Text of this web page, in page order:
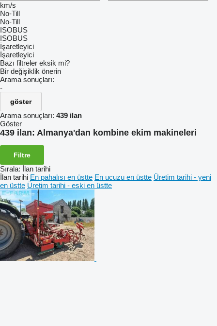
km/s
No-Till
No-Till
ISOBUS
ISOBUS
İşaretleyici
İşaretleyici
Bazı filtreler eksik mi?
Bir değişiklik önerin
Arama sonuçları:
-
göster
Arama sonuçları: 439 ilan
Göster
439 ilan: Almanya'dan kombine ekim makineleri
Filtre
Sırala: İlan tarihi
İlan tarihi En pahalısı en üstte En ucuzu en üstte Üretim tarihi - yeni
en üstte Üretim tarihi - eski en üstte